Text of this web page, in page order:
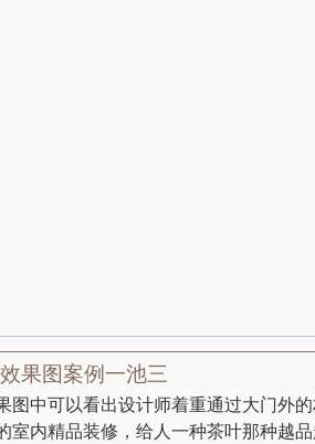
果图案例一池三
图中可以看出设计师着重通过大门外
室内精品装修，给人一种茶叶那种越